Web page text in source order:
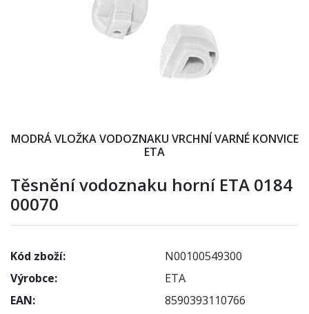
MODRÁ VLOŽKA VODOZNAKU VRCHNÍ VARNÉ KONVICE
ETA
Těsnění vodoznaku horní ETA 0184
00070
Kód zboží:
N00100549300
Výrobce:
ETA
EAN:
8590393110766